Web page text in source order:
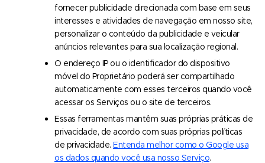
fornecer publicidade direcionada com base em seus
interesses e atividades de navegação em nosso site,
personalizar o conteúdo da publicidade e veicular
anúncios relevantes para sua localização regional.
O endereço IP ou o identificador do dispositivo
móvel do Proprietário poderá ser compartilhado
automaticamente com esses terceiros quando você
acessar os Serviços ou o site de terceiros.
Essas ferramentas mantêm suas próprias práticas de
privacidade, de acordo com suas próprias políticas
de privacidade. Entenda melhor como o Google usa
os dados quando você usa nosso Serviço.